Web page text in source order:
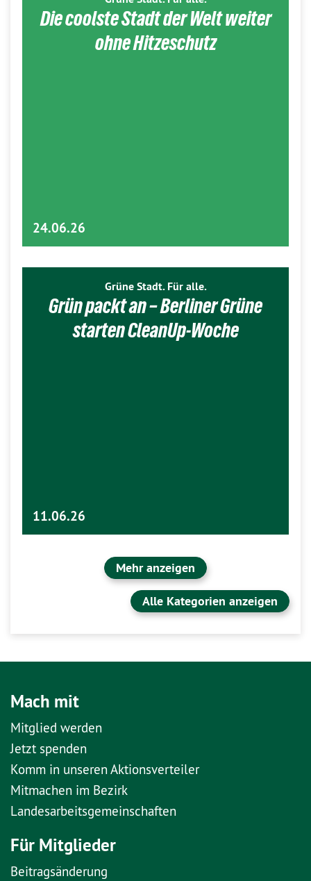
Die coolste Stadt der Welt weiter
ohne Hitzeschutz
24.06.26
Grüne Stadt. Für alle.
Grün packt an – Berliner Grüne
starten CleanUp-Woche
11.06.26
Mehr anzeigen
Alle Kategorien anzeigen
Mach mit
Mitglied werden
Jetzt spenden
Komm in unseren Aktionsverteiler
Mitmachen im Bezirk
Landesarbeitsgemeinschaften
Für Mitglieder
Beitragsänderung